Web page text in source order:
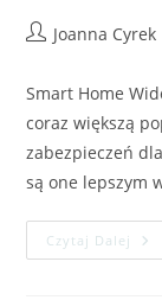
Joanna Cyrek
Smart Home
coraz większą
zabezpieczeń
są one lepszym
Czytaj Dalej